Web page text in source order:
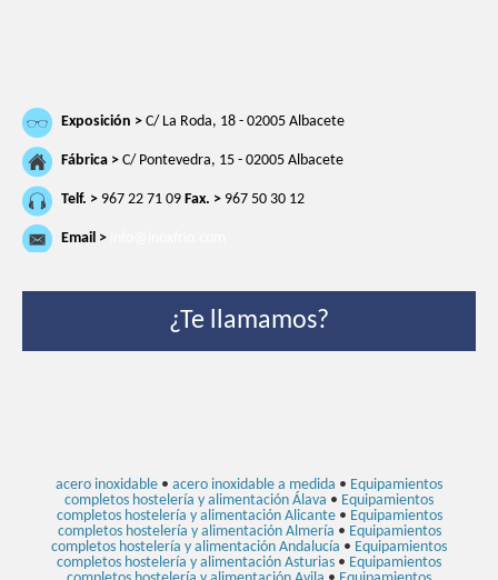
Exposición > C/ La Roda, 18 - 02005 Albacete
Fábrica > C/ Pontevedra, 15 - 02005 Albacete
Telf. > 967 22 71 09 Fax. > 967 50 30 12
Email >
¿Te llamamos?
acero inoxidable • acero inoxidable a medida • Equipamientos
completos hostelería y alimentación Álava • Equipamientos
completos hostelería y alimentación Alicante• Equipamientos
completos hostelería y alimentación Almería • Equipamientos
completos hostelería y alimentación Andalucía • Equipamientos
completos hostelería y alimentación Asturias • Equipamientos